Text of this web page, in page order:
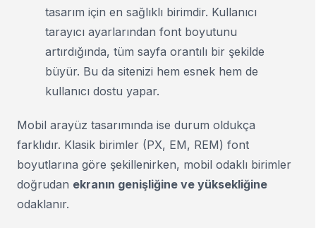
tasarım için en sağlıklı birimdir. Kullanıcı
tarayıcı ayarlarından font boyutunu
artırdığında, tüm sayfa orantılı bir şekilde
büyür. Bu da sitenizi hem esnek hem de
kullanıcı dostu yapar.
Mobil arayüz tasarımında ise durum oldukça
farklıdır. Klasik birimler (PX, EM, REM) font
boyutlarına göre şekillenirken, mobil odaklı birimler
doğrudan ekranın genişliğine ve yüksekliğine
odaklanır.